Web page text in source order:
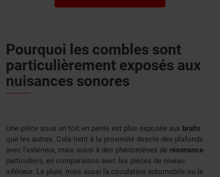
Pourquoi les combles sont
particulièrement exposés aux
nuisances sonores
Une pièce sous un toit en pente est plus exposée aux bruits
que les autres. Cela tient à la proximité directe des plafonds
avec l'extérieur, mais aussi à des phénomènes de résonance
particuliers, en comparaison avec les pièces de niveau
inférieur. La pluie, mais aussi la circulation automobile ou le